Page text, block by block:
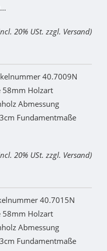
20% USt. zzgl. Versand)
40.7009N
58mm Holzart
Abmessung
Fundamentmaße
20% USt. zzgl. Versand)
40.7015N
58mm Holzart
Abmessung
Fundamentmaße